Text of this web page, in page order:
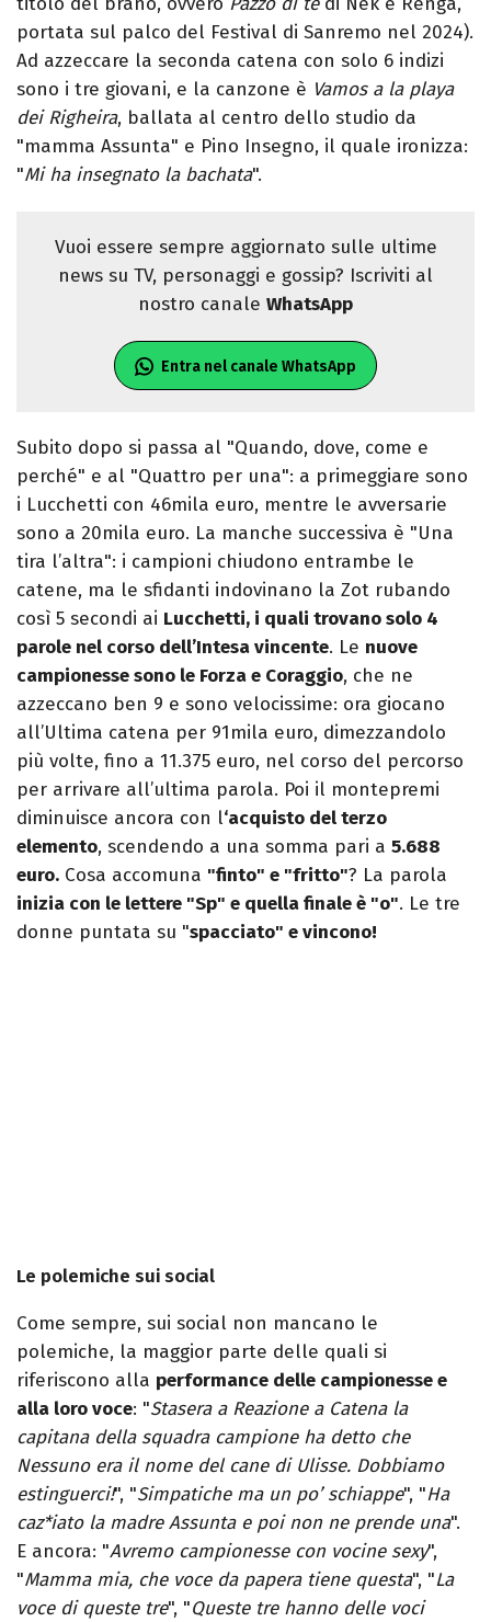
portata sul palco del Festival di Sanremo nel 2024).
Ad azzeccare la seconda catena con solo 6 indizi
sono i tre giovani, e la canzone è Vamos a la playa
dei Righeira, ballata al centro dello studio da
"mamma Assunta" e Pino Insegno, il quale ironizza:
"Mi ha insegnato la bachata".
Vuoi essere sempre aggiornato sulle ultime
news su TV, personaggi e gossip? Iscriviti al
nostro canale WhatsApp
Entra nel canale WhatsApp
Subito dopo si passa al "Quando, dove, come e
perché" e al "Quattro per una": a primeggiare sono
i Lucchetti con 46mila euro, mentre le avversarie
sono a 20mila euro. La manche successiva è "Una
tira l’altra": i campioni chiudono entrambe le
catene, ma le sfidanti indovinano la Zot rubando
così 5 secondi ai Lucchetti, i quali trovano solo 4
parole nel corso dell’Intesa vincente. Le nuove
campionesse sono le Forza e Coraggio, che ne
azzeccano ben 9 e sono velocissime: ora giocano
all’Ultima catena per 91mila euro, dimezzandolo
più volte, fino a 11.375 euro, nel corso del percorso
per arrivare all’ultima parola. Poi il montepremi
diminuisce ancora con l‘acquisto del terzo
elemento, scendendo a una somma pari a 5.688
euro. Cosa accomuna "finto" e "fritto"? La parola
inizia con le lettere "Sp" e quella finale è "o". Le tre
donne puntata su "spacciato" e vincono!
Le polemiche sui social
Come sempre, sui social non mancano le
polemiche, la maggior parte delle quali si
riferiscono alla performance delle campionesse e
alla loro voce: "Stasera a Reazione a Catena la
capitana della squadra campione ha detto che
Nessuno era il nome del cane di Ulisse. Dobbiamo
estinguerci!", "Simpatiche ma un po’ schiappe", "Ha
caz*iato la madre Assunta e poi non ne prende una".
E ancora: "Avremo campionesse con vocine sexy",
"Mamma mia, che voce da papera tiene questa", "La
voce di queste tre", "Queste tre hanno delle voci